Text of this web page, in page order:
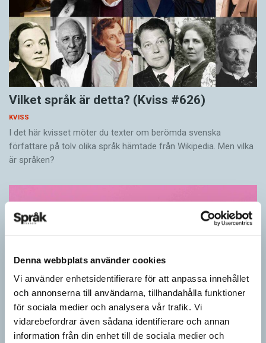
Denna webbplats använder cookies
Vi använder enhetsidentifierare för att anpassa innehållet
och annonserna till användarna, tillhandahålla funktioner
för sociala medier och analysera vår trafik. Vi
vidarebefordrar även sådana identifierare och annan
information från din enhet till de sociala medier och
Vilket språk är detta? (Kviss #626)
KVISS
I det här kvisset möter du texter om berömda svenska
författare på tolv olika språk hämtade från Wikipedia. Men vilka
är språken?
Känner du till orden från SAOL? (Kviss